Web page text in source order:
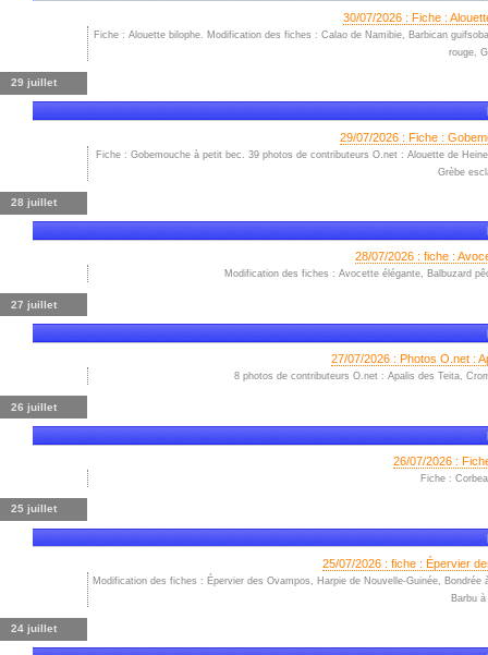
30/07/2026 : Fiche :
Fiche : Alouette bilophe. Modification des fiches : Calao de Namibie, Barbican
rouge,
29 juillet
29/07/2026 : Fiche :
Fiche : Gobemouche à petit bec. 39 photos de contributeurs O.net : Alouette de
Grèbe
28 juillet
28/07/2026 : fiche :
Modification des fiches : Avocette élégante, Balbuzard
27 juillet
27/07/2026 : Photos O.net :
8 photos de contributeurs O.net : Apalis des Teita,
26 juillet
26/07/2026 :
Fiche :
25 juillet
25/07/2026 : fiche : Épervier
Modification des fiches : Épervier des Ovampos, Harpie de Nouvelle-Guinée,
Barbu
24 juillet